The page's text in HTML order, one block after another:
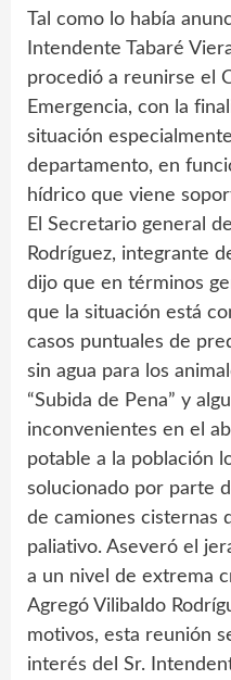
Tal como lo había
Intendente Tabaré
procedió a reunirse el
Emergencia, con la
situación
departamento, en
hídrico que viene
El Secretario general
Rodríguez, integrante
dijo que en términos
que la situación está
casos puntuales de
sin agua para los
“Subida de Pena” y
inconvenientes en el
potable a la población
solucionado por parte
de camiones cisternas
paliativo. Aseveró el
a un nivel de extrema
Agregó Vilibaldo
motivos, esta reunión
interés del Sr.